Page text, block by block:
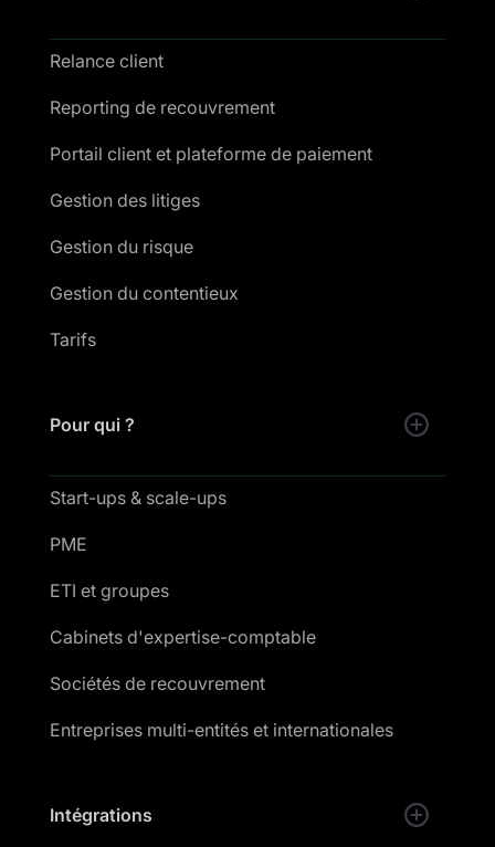
Relance client
Reporting de recouvrement
Portail client et plateforme de paiement
Gestion des litiges
Gestion du risque
Gestion du contentieux
Tarifs
Pour qui ?
Start-ups & scale-ups
PME
ETI et groupes
Cabinets d'expertise-comptable
Sociétés de recouvrement
Entreprises multi-entités et internationales
Intégrations